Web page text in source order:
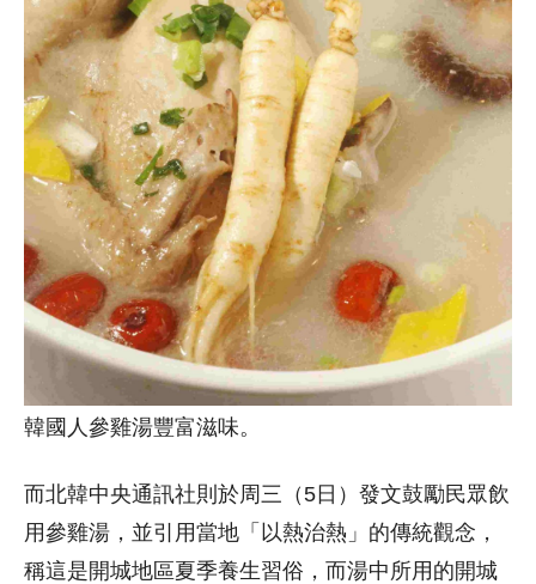
韓國人參雞湯豐富滋味。
而北韓中央通訊社則於周三（5日）發文鼓勵民眾飲
用參雞湯，並引用當地「以熱治熱」的傳統觀念，
稱這是開城地區夏季養生習俗，而湯中所用的開城